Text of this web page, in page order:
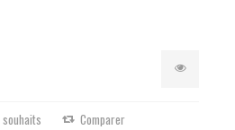
Comparer